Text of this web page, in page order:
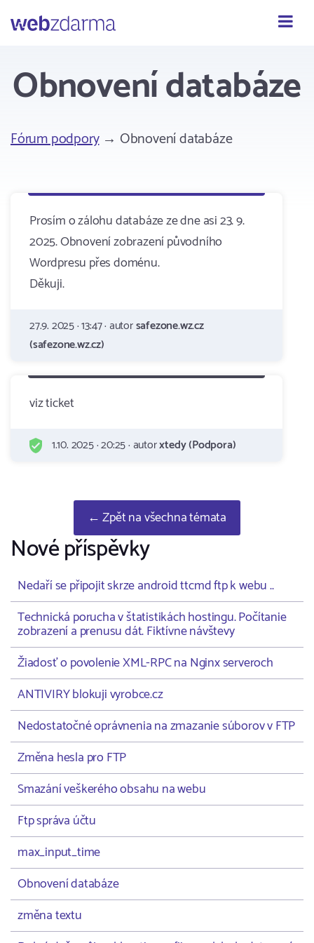
Webzdarma
Obnovení databáze
Fórum podpory→ Obnovení databáze
Prosím o zálohu databáze ze dne asi 23. 9.
2025. Obnovení zobrazení původního
Wordpresu přes doménu.
Děkuji.
27.9. 2025 · 13:47 · autorsafezone.wz.cz
(safezone.wz.cz)
viz ticket
1.10. 2025 · 20:25 · autorxtedy (Podpora)
← Zpět na všechna témata
Nové příspěvky
Nedaří se připojit skrze android ttcmd ftp k webu ..
Technická porucha v štatistikách hostingu. Počítanie
zobrazení a prenusu dát. Fiktívne návštevy
Žiadosť o povolenie XML-RPC na Nginx serveroch
ANTIVIRY blokuji vyrobce.cz
Nedostatočné oprávnenia na zmazanie súborov v FTP
Změna hesla pro FTP
Smazání veškerého obsahu na webu
Ftp správa účtu
max_input_time
Obnovení databáze
změna textu